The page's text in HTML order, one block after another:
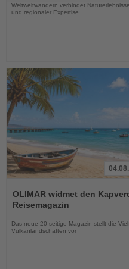
Weltweitwandern verbindet
und regionaler Expertise
Sie
die
Nachrichten
OLIMAR widmet den
Reisemagazin
Das neue 20-seitige Magazin stellt die
Vulkanlandschaften vor